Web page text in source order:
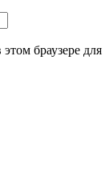
браузере для